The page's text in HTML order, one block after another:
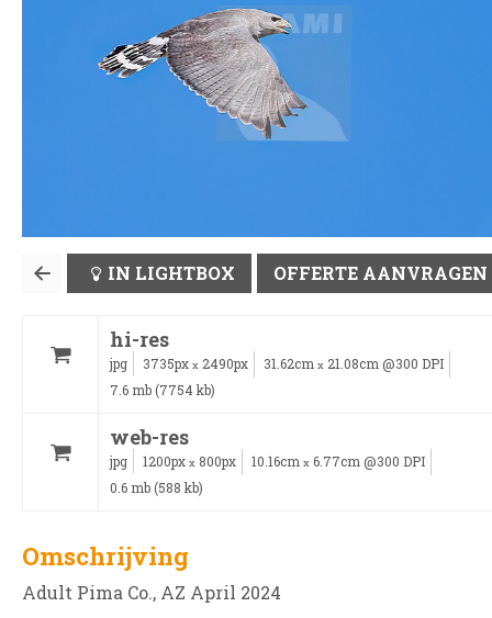
IN LIGHTBOX OFFERTE AANVRAGEN
hi-res
jpg 3735px x 2490px 31.62cm x 21.08cm @300 DPI
7.6 mb (7754 kb)
web-res
jpg 1200px x 800px 10.16cm x 6.77cm @300 DPI
0.6 mb (588 kb)
Omschrijving
Adult Pima Co., AZ April 2024